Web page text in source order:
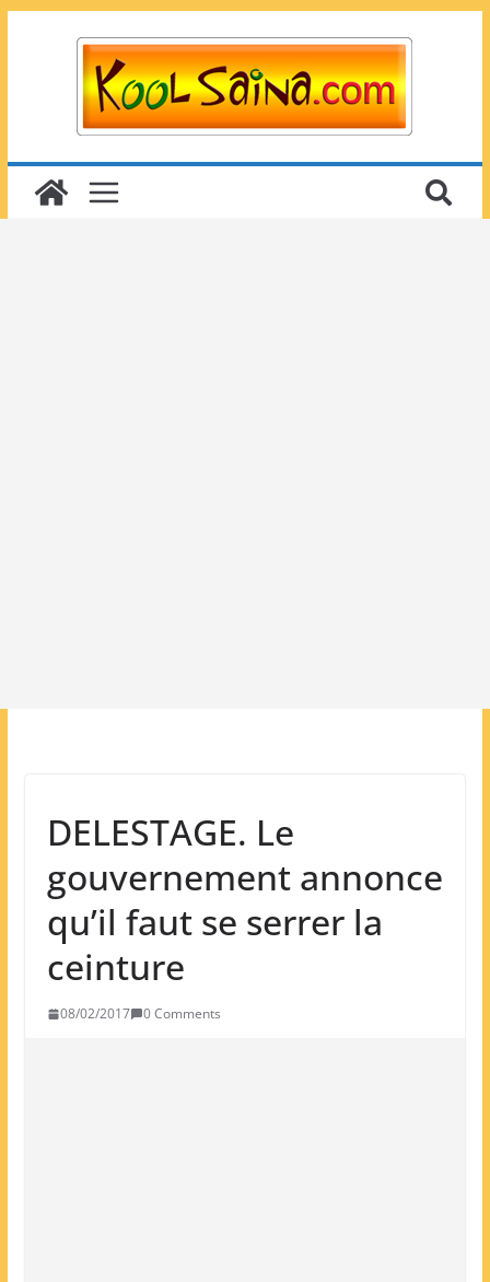
DELESTAGE. Le
gouvernement annonce
qu’il faut se serrer la
ceinture
08/02/2017 0 Comments